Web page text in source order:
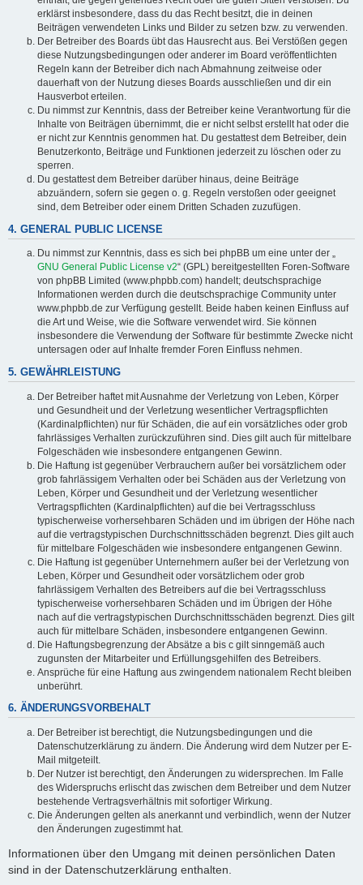
erklärst insbesondere, dass du das Recht besitzt, die in deinen
Beiträgen verwendeten Links und Bilder zu setzen bzw. zu verwenden.
Der Betreiber des Boards übt das Hausrecht aus. Bei Verstößen gegen
diese Nutzungsbedingungen oder anderer im Board veröffentlichten
Regeln kann der Betreiber dich nach Abmahnung zeitweise oder
dauerhaft von der Nutzung dieses Boards ausschließen und dir ein
Hausverbot erteilen.
Du nimmst zur Kenntnis, dass der Betreiber keine Verantwortung für die
Inhalte von Beiträgen übernimmt, die er nicht selbst erstellt hat oder die
er nicht zur Kenntnis genommen hat. Du gestattest dem Betreiber, dein
Benutzerkonto, Beiträge und Funktionen jederzeit zu löschen oder zu
sperren.
Du gestattest dem Betreiber darüber hinaus, deine Beiträge
abzuändern, sofern sie gegen o. g. Regeln verstoßen oder geeignet
sind, dem Betreiber oder einem Dritten Schaden zuzufügen.
4. GENERAL PUBLIC LICENSE
Du nimmst zur Kenntnis, dass es sich bei phpBB um eine unter der „
GNU General Public License v2“ (GPL) bereitgestellten Foren-Software
von phpBB Limited (www.phpbb.com) handelt; deutschsprachige
Informationen werden durch die deutschsprachige Community unter
www.phpbb.de zur Verfügung gestellt. Beide haben keinen Einfluss auf
die Art und Weise, wie die Software verwendet wird. Sie können
insbesondere die Verwendung der Software für bestimmte Zwecke nicht
untersagen oder auf Inhalte fremder Foren Einfluss nehmen.
5. GEWÄHRLEISTUNG
Der Betreiber haftet mit Ausnahme der Verletzung von Leben, Körper
und Gesundheit und der Verletzung wesentlicher Vertragspflichten
(Kardinalpflichten) nur für Schäden, die auf ein vorsätzliches oder grob
fahrlässiges Verhalten zurückzuführen sind. Dies gilt auch für mittelbare
Folgeschäden wie insbesondere entgangenen Gewinn.
Die Haftung ist gegenüber Verbrauchern außer bei vorsätzlichem oder
grob fahrlässigem Verhalten oder bei Schäden aus der Verletzung von
Leben, Körper und Gesundheit und der Verletzung wesentlicher
Vertragspflichten (Kardinalpflichten) auf die bei Vertragsschluss
typischerweise vorhersehbaren Schäden und im übrigen der Höhe nach
auf die vertragstypischen Durchschnittsschäden begrenzt. Dies gilt auch
für mittelbare Folgeschäden wie insbesondere entgangenen Gewinn.
Die Haftung ist gegenüber Unternehmern außer bei der Verletzung von
Leben, Körper und Gesundheit oder vorsätzlichem oder grob
fahrlässigem Verhalten des Betreibers auf die bei Vertragsschluss
typischerweise vorhersehbaren Schäden und im Übrigen der Höhe
nach auf die vertragstypischen Durchschnittsschäden begrenzt. Dies gilt
auch für mittelbare Schäden, insbesondere entgangenen Gewinn.
Die Haftungsbegrenzung der Absätze a bis c gilt sinngemäß auch
zugunsten der Mitarbeiter und Erfüllungsgehilfen des Betreibers.
Ansprüche für eine Haftung aus zwingendem nationalem Recht bleiben
unberührt.
6. ÄNDERUNGSVORBEHALT
Der Betreiber ist berechtigt, die Nutzungsbedingungen und die
Datenschutzerklärung zu ändern. Die Änderung wird dem Nutzer per E-
Mail mitgeteilt.
Der Nutzer ist berechtigt, den Änderungen zu widersprechen. Im Falle
des Widerspruchs erlischt das zwischen dem Betreiber und dem Nutzer
bestehende Vertragsverhältnis mit sofortiger Wirkung.
Die Änderungen gelten als anerkannt und verbindlich, wenn der Nutzer
den Änderungen zugestimmt hat.
Informationen über den Umgang mit deinen persönlichen Daten
sind in der Datenschutzerklärung enthalten.